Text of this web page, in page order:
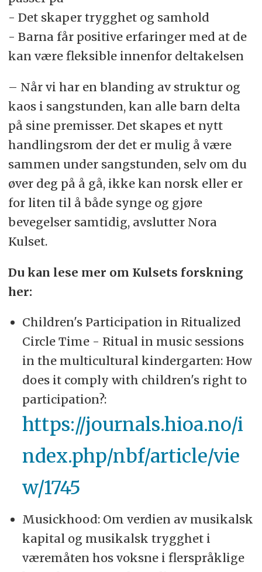
- Det skaper trygghet og samhold
- Barna får positive erfaringer med at de
kan være fleksible innenfor deltakelsen
– Når vi har en blanding av struktur og
kaos i sangstunden, kan alle barn delta
på sine premisser. Det skapes et nytt
handlingsrom der det er mulig å være
sammen under sangstunden, selv om du
øver deg på å gå, ikke kan norsk eller er
for liten til å både synge og gjøre
bevegelser samtidig, avslutter Nora
Kulset.
Du kan lese mer om Kulsets forskning
her:
Children's Participation in Ritualized
Circle Time - Ritual in music sessions
in the multicultural kindergarten: How
does it comply with children's right to
participation?:
https://journals.hioa.no/i
ndex.php/nbf/article/vie
w/1745
Musickhood: Om verdien av musikalsk
kapital og musikalsk trygghet i
væremåten hos voksne i flerspråklige